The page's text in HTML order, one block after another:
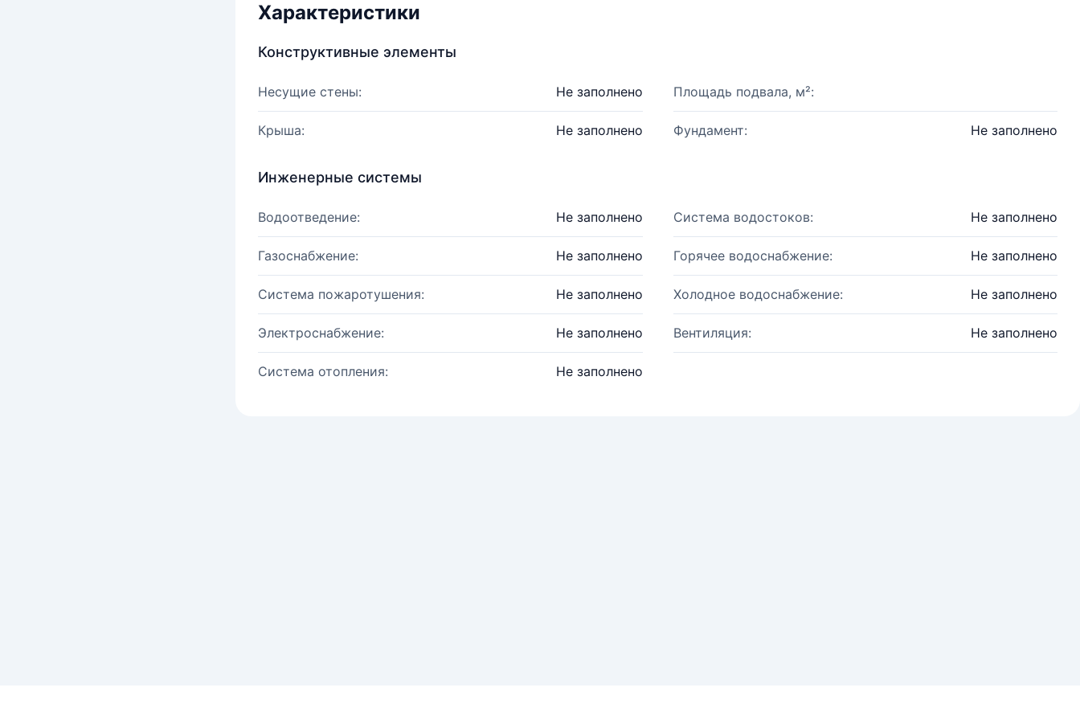
Характеристики
Конструктивные элементы
Несущие стены: Не заполнено Площадь подвала, м²:
Крыша: Не заполнено Фундамент: Не заполнено
Инженерные системы
Водоотведение: Не заполнено Система водостоков: Не заполнено
Газоснабжение: Не заполнено Горячее водоснабжение: Не заполнено
Система пожаротушения: Не заполнено Холодное водоснабжение: Не заполнено
Электроснабжение: Не заполнено Вентиляция: Не заполнено
Система отопления: Не заполнено